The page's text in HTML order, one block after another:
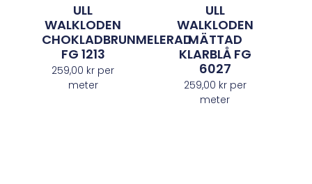
ULL
WALKLODEN
CHOKLADBRUNMELERAD
FG 1213
259,00 kr per
meter
ULL
WALKLODEN
MÄTTAD
KLARBLÅ FG
6027
259,00 krper
meter